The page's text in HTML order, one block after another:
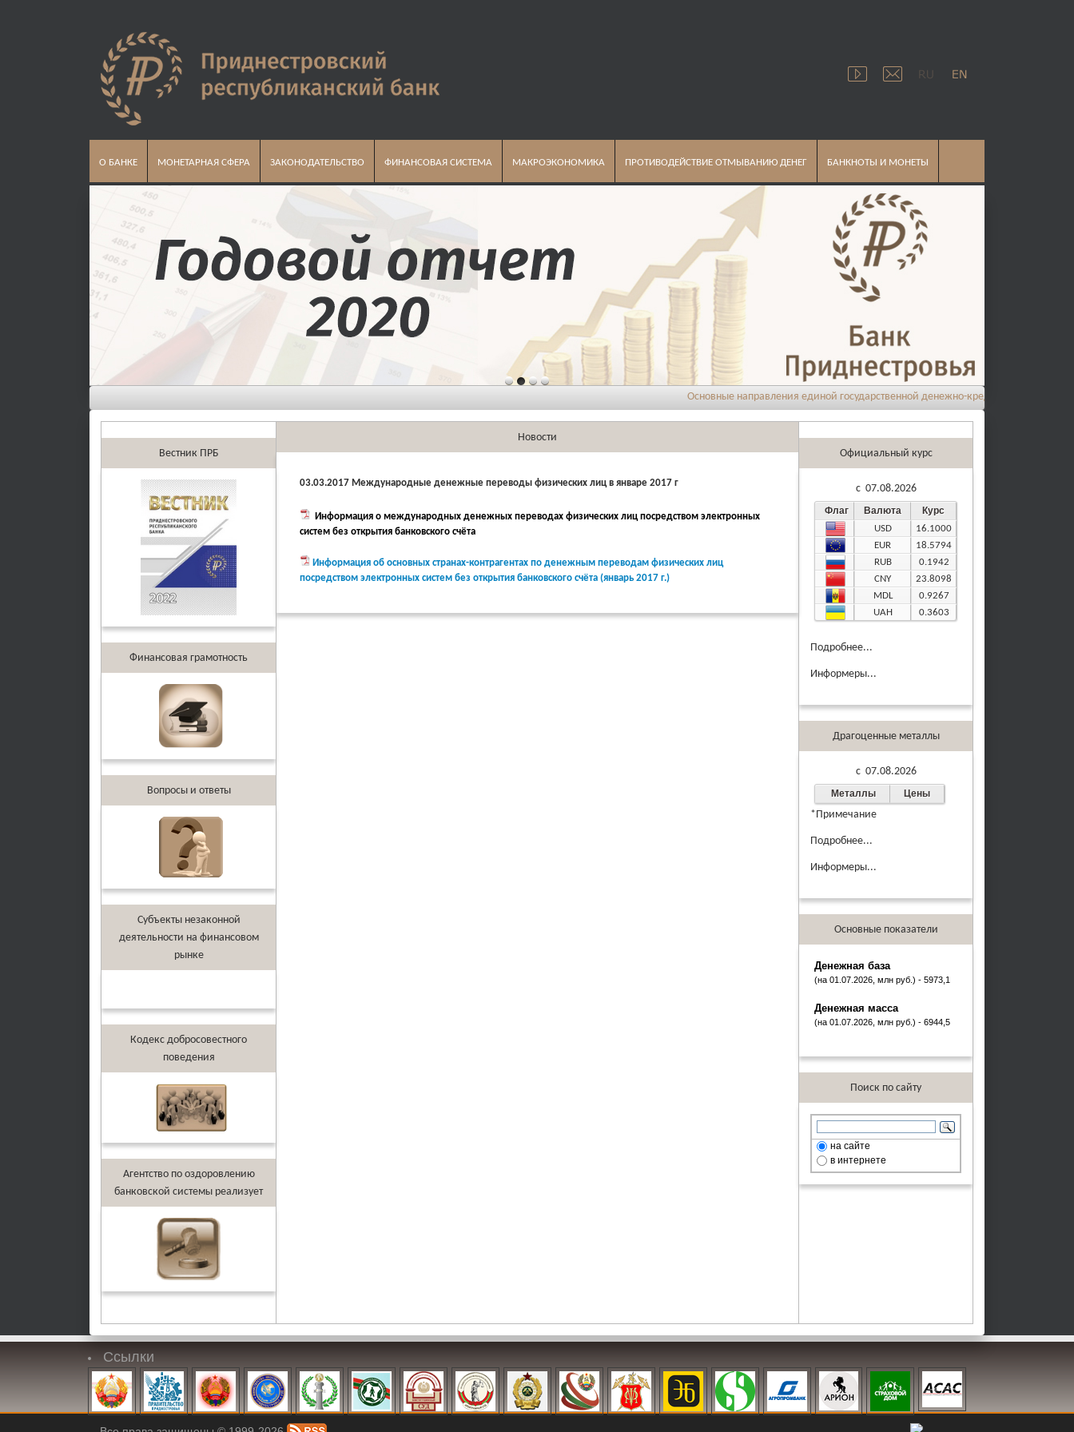
О БАНКЕ МОНЕТАРНАЯ СФЕРА ЗАКОНОДАТЕЛЬСТВО ФИНАНСОВАЯ СИСТЕМА МАКРОЭКОНОМИКА ПРОТИВОДЕЙСТВИЕ ОТМЫВАНИЮ ДЕНЕГ БАНКНОТЫ И МОНЕТЫ
Основные направления единой государственной денежно-кредитной политики на
Вестник ПРБ
Финансовая грамотность
Вопросы и ответы
Субъекты незаконной
деятельности на финансовом
рынке
Кодекс добросовестного
поведения
Агентство по оздоровлению
банковской системы реализует
Новости
03.03.2017 Международные денежные переводы физических лиц в январе 2017 г
Информация о международных денежных переводах физических лиц посредством электронных
систем без открытия банковского счёта
Информация об основных странах-контрагентах по денежным переводам физических лиц
посредством электронных систем без открытия банковского счёта (январь 2017 г.)
Официальный курс
c 07.08.2026
Флаг Валюта Курс
USD
16.1000
EUR
18.5794
RUB
0.1942
CNY
23.8098
MDL
0.9267
UAH
0.3603
Подробнее...
Информеры...
Драгоценные металлы
c 07.08.2026
Металлы Цены
*Примечание
Подробнее...
Информеры...
Основные показатели
Денежная база
(на 01.07.2026, млн руб.) - 5973,1
Денежная масса
(на 01.07.2026, млн руб.) - 6944,5
Поиск по сайту
на сайте
в интернете
Ссылки